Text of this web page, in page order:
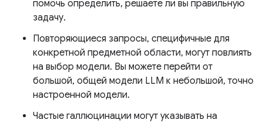
помочь определить, решаете ли вы правильную
задачу.
Повторяющиеся запросы, специфичные для
конкретной предметной области, могут повлиять
на выбор модели. Вы можете перейти от
большой, общей модели LLM к небольшой, точно
настроенной модели.
Частые галлюцинации могут указывать на